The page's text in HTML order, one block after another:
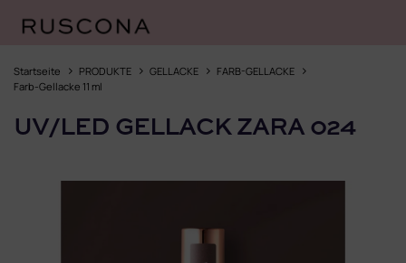
Inhalt
springen
Startseite PRODUKTE GELLACKE
FARB-GELLACKE
Farb-Gellacke 11 ml
UV/LED GELLACK ZARA 024